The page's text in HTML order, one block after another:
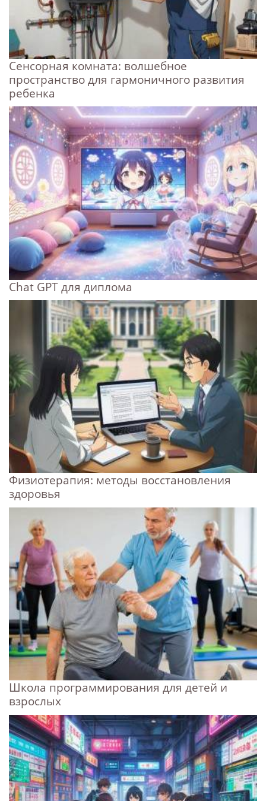
Сенсорная комната: волшебное
пространство для гармоничного развития
ребенка
Chat GPT для диплома
Физиотерапия: методы восстановления
здоровья
Школа программирования для детей и
взрослых